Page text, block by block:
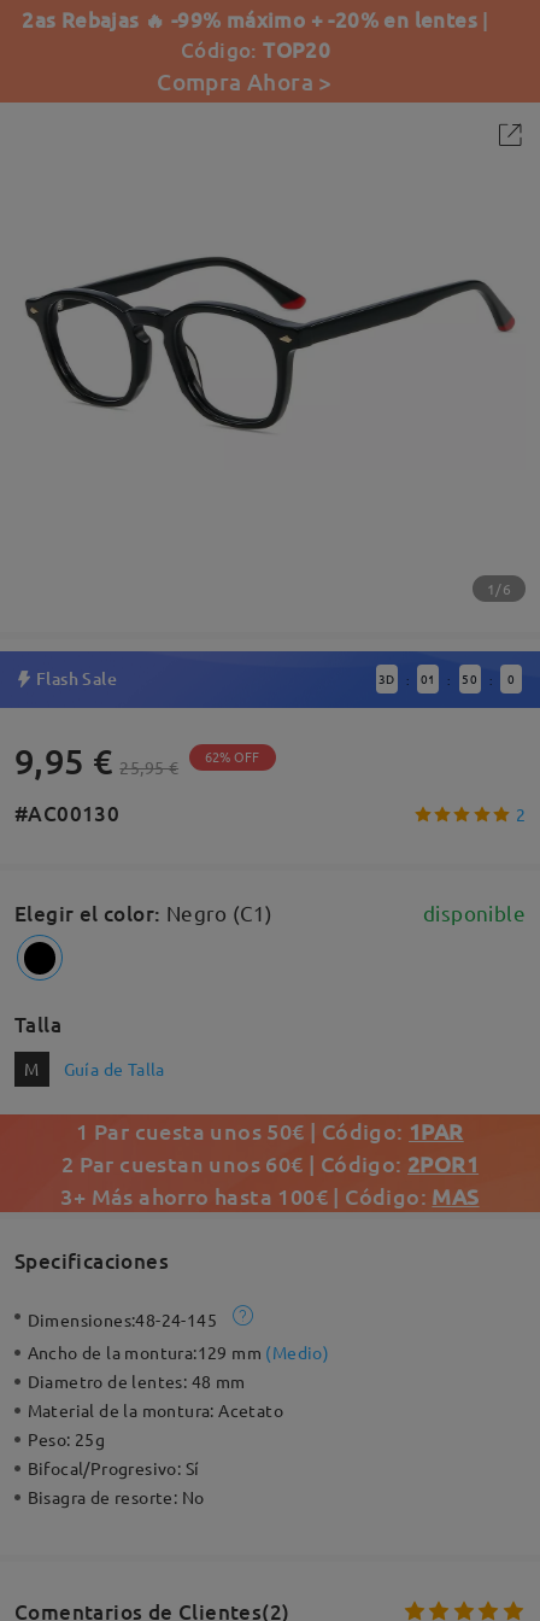
2as Rebajas 🔥 -99% máximo + -20% en lentes |
Código:TOP20
Compra Ahora >
1/6
Flash Sale 3D : 01 : 50 : 0
9,95 € 25,95 € 62% OFF
#AC00130 2
Elegir el color: Negro (C1) disponible
Talla
M Guía de Talla
1 Par cuesta unos 50€ | Código: 1PAR
2 Par cuestan unos 60€ | Código: 2POR1
3+ Más ahorro hasta 100€ | Código: MAS
Specificaciones
Dimensiones:48-24-145
Ancho de la montura:129 mm (Medio)
Diametro de lentes: 48 mm
Material de la montura:Acetato
Peso: 25g
Bifocal/Progresivo: Sí
Bisagra de resorte: No
Comentarios de Clientes(2)